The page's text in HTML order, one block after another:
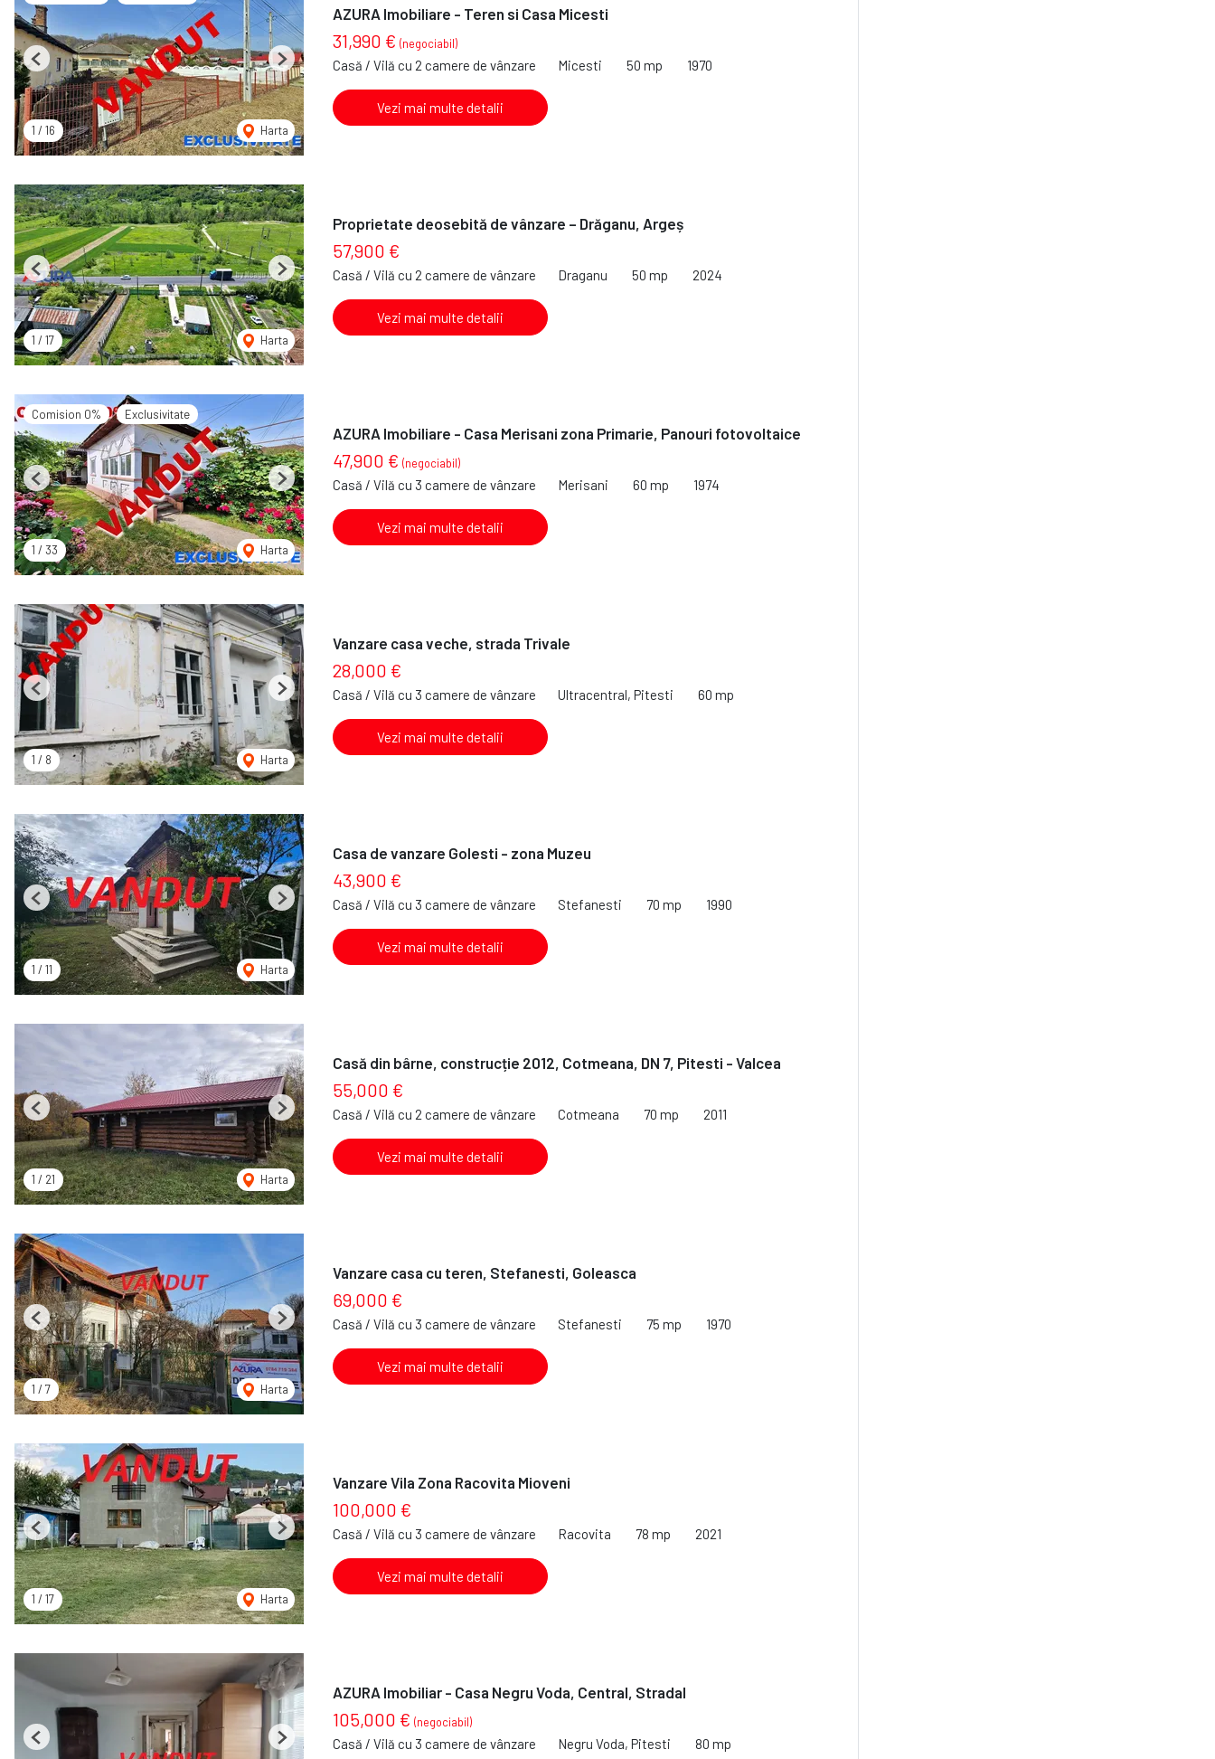
1 / 16 Harta
Previous Next
AZURA Imobiliare - Teren si Casa Micesti
31,990 € (negociabil)
Casă / Vilă cu 2 camere de vânzare Micesti 50 mp 1970
Vezi mai multe detalii
1 / 17 Harta
Previous Next
Proprietate deosebită de vânzare – Drăganu, Argeș
57,900 €
Casă / Vilă cu 2 camere de vânzare Draganu 50 mp 2024
Vezi mai multe detalii
Comision 0% Exclusivitate
1 / 33 Harta
Previous Next
AZURA Imobiliare - Casa Merisani zona Primarie, Panouri fotovoltaice
47,900 € (negociabil)
Casă / Vilă cu 3 camere de vânzare Merisani 60 mp 1974
Vezi mai multe detalii
1 / 8 Harta
Previous Next
Vanzare casa veche, strada Trivale
28,000 €
Casă / Vilă cu 3 camere de vânzare Ultracentral, Pitesti 60 mp
Vezi mai multe detalii
1 / 11 Harta
Previous Next
Casa de vanzare Golesti - zona Muzeu
43,900 €
Casă / Vilă cu 3 camere de vânzare Stefanesti 70 mp 1990
Vezi mai multe detalii
1 / 21 Harta
Previous Next
Casă din bârne, construcție 2012, Cotmeana, DN 7, Pitesti - Valcea
55,000 €
Casă / Vilă cu 2 camere de vânzare Cotmeana 70 mp 2011
Vezi mai multe detalii
1 / 7 Harta
Previous Next
Vanzare casa cu teren, Stefanesti, Goleasca
69,000 €
Casă / Vilă cu 3 camere de vânzare Stefanesti 75 mp 1970
Vezi mai multe detalii
1 / 17 Harta
Previous Next
Vanzare Vila Zona Racovita Mioveni
100,000 €
Casă / Vilă cu 3 camere de vânzare Racovita 78 mp 2021
Vezi mai multe detalii
Previous Next
AZURA Imobiliar - Casa Negru Voda, Central, Stradal
105,000 € (negociabil)
Casă / Vilă cu 3 camere de vânzare Negru Voda, Pitesti 80 mp